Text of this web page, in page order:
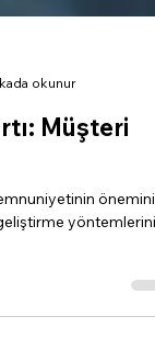
okunur
Müşteri
önemini,
yöntemlerini